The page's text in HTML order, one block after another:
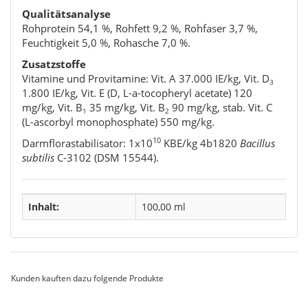
Qualitätsanalyse
Rohprotein 54,1 %, Rohfett 9,2 %, Rohfaser 3,7 %,
Feuchtigkeit 5,0 %, Rohasche 7,0 %.
Zusatzstoffe
Vitamine und Provitamine: Vit. A 37.000 IE/kg, Vit. D3
1.800 IE/kg, Vit. E (D, L-a-tocopheryl acetate) 120
mg/kg, Vit. B1 35 mg/kg, Vit. B2 90 mg/kg, stab. Vit. C
(L-ascorbyl monophosphate) 550 mg/kg.
Darmflorastabilisator: 1x1010 KBE/kg 4b1820 Bacillus
subtilis C-3102 (DSM 15544).
Inhalt: 100,00 ml
Kunden kauften dazu folgende Produkte